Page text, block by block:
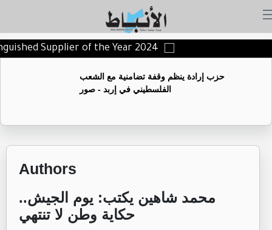
Supplier of the Year 2024
حزب إرادة ينظم وقفة تضامنية مع الشعب
الفلسطيني في إربد - صور
Authors
محمد شاهين يكتب: يوم الجيش..
حكاية وطن لا تنتهي